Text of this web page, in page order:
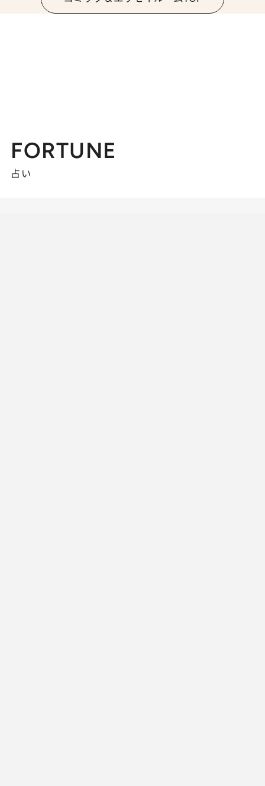
FORTUNE
占い